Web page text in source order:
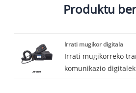
Produktu
Irrati mugikor digitala
Irrati mugikorreko
komunikazio